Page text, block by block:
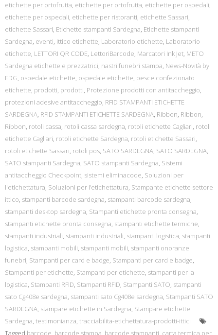
etichette per ortofrutta, etichette per ortofrutta, etichette per ospedali,
etichette per ospedali, etichette per ristoranti, etichette Sassari,
etichette Sassari, Etichette stampanti Sardegna, Etichette stampanti
Sardegna, eventi, ittico etichette, Laboratorio etichette, Laboratorio
etichette, LETTORI QR CODE, LettoriBarcode, Marcatori Ink Jet, METO
Sardegna etichette e prezzatrici, nastri funebri stampa, News-Novità by
EDG, ospedale etichette, ospedale etichette, pesce confezionato
etichette, prodotti, prodotti, Protezione prodotti con antitaccheggio,
protezioni adesive antitaccheggio, RFID STAMPANTI ETICHETTE
SARDEGNA, RFID STAMPANTI ETICHETTE SARDEGNA, Ribbon, Ribbon,
Ribbon, rotoli cassa, rotoli cassa sardegna, rotoli etichette Cagliari, rotoli
etichette Cagliari, rotoli etichette Sardegna, rotoli etichette Sassari,
rotoli etichette Sassari, rotoli pos, SATO SARDEGNA, SATO SARDEGNA,
SATO stampanti Sardegna, SATO stampanti Sardegna, Sistemi
antitaccheggio Checkpoint, sistemi eliminacode, Soluzioni per
l'etichettatura, Soluzioni per l’etichettatura, Stampante etichette settore
ittico, stampanti barcode sardegna, stampanti barcode sardegna,
stampanti desktop sardegna, Stampanti etichette pronta consegna,
stampanti etichette pronta consegna, stampanti etichette termiche,
stampanti industriali, stampanti industriali, stampanti logistica, stampanti
logistica, stampanti mobili, stampanti mobili, stampanti onoranze
funebri, Stampanti per card e badge, Stampanti per card e badge,
Stampanti per etichette, Stampanti per etichette, stampanti per la
logistica, Stampanti RFID, Stampanti RFID, Stampanti SATO, stampanti
sato Cg408e sardegna, stampanti sato Cg408e sardegna, Stampanti SATO
SARDEGNA, stampare etichette in Sardegna, Stampare etichette
Sardegna, testimonianza, tracciabilita-etichettatura-prodotti-ittici
Tagged barcode barcode stampa barcode stampanti carta termica per